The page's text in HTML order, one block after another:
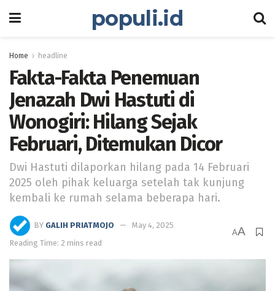
populi.id
Home headline
Fakta-Fakta Penemuan
Jenazah Dwi Hastuti di
Wonogiri: Hilang Sejak
Februari, Ditemukan Dicor
Dwi Hastuti dilaporkan hilang pada 14 Februari
2025 oleh pihak keluarga setelah tak kunjung
kembali ke rumah selama beberapa hari.
BY GALIH PRIATMOJO
May 4, 2025
Reading Time: 2 mins read
AA